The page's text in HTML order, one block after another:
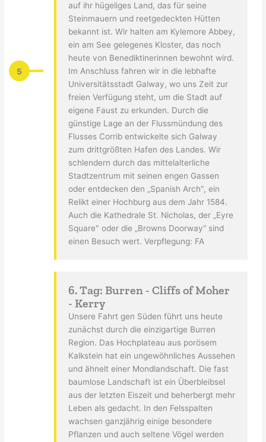
5
auf ihr hügeliges Land, das für seine
Steinmauern und reetgedeckten Hütten
bekannt ist. Wir halten am Kylemore Abbey,
ein am See gelegenes Kloster, das noch
heute von Benediktinerinnen bewohnt wird.
Im Anschluss fahren wir in die lebhafte
Universitätsstadt Galway, wo uns Zeit zur
freien Verfügung steht, um die Stadt auf
eigene Faust zu erkunden. Durch die
günstige Lage an der Flussmündung des
Flusses Corrib entwickelte sich Galway
zum drittgrößten Hafen des Landes. Wir
schlendern durch das mittelalterliche
Stadtzentrum mit seinen engen Gassen
oder entdecken den „Spanish Arch", ein
Relikt einer Hochburg aus dem Jahr 1584.
Auch die Kathedrale St. Nicholas, der „Eyre
Square" oder die „Browns Doorway“ sind
einen Besuch wert. Verpflegung: FA
6. Tag: Burren - Cliffs of Moher
- Kerry
Unsere Fahrt gen Süden führt uns heute
zunächst durch die einzigartige Burren
Region. Das Hochplateau aus porösem
Kalkstein hat ein ungewöhnliches Aussehen
und ähnelt einer Mondlandschaft. Die fast
baumlose Landschaft ist ein Überbleibsel
aus der letzten Eiszeit und beherbergt mehr
Leben als gedacht. In den Felsspalten
wachsen ganzjährig einige besondere
Pflanzen und auch seltene Vögel werden